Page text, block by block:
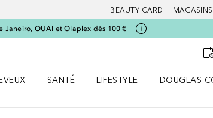
BEAUTY CARD MAGASINS
Janeiro, OUAI et Olaplex dès 100 €
SANTÉ
LIFESTYLE
DOUGLAS